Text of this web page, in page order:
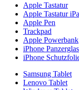
Apple Tastatur
Apple Tastatur
Apple Pen
Trackpad
Apple Powerbank
iPhone Panzerglas
iPhone
Samsung Tablet
Lenovo Tablet